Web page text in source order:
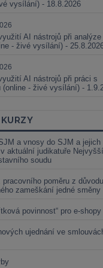
vysílání) - 18.8.2026
AI nástrojů při analýze
- živé vysílání) -
AI nástrojů při práci s
(online - živé vysílání) -
KURZY
a vnosy do SJM a jejich
aktuální judikatuře
soudu
pracovního poměru z důvodu
zameškání jedné směny
povinnost“ pro e-shopy
ujednání ve